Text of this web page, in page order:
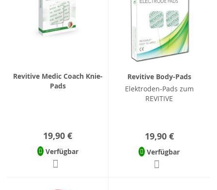
Revitive Medic Coach Knie-
Pads
19,90 €
Verfügbar
Revitive Body-Pads
Elektroden-Pads zum
REVITIVE
19,90 €
Verfügbar